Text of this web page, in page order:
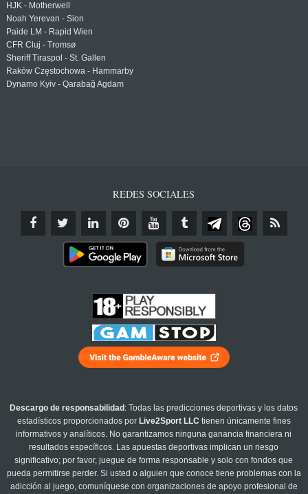
HJK - Motherwell
Noah Yerevan - Sion
Paide LM - Rapid Wien
CFR Cluj - Tromsø
Sheriff Tiraspol - St. Gallen
Raków Częstochowa - Hammarby
Dynamo Kyiv - Qarabağ Agdam
REDES SOCIALES
Descargo de responsabilidad : Todas las predicciones deportivas y los datos
estadísticos proporcionados por Live2Sport LLC tienen únicamente fines
informativos y analíticos. No garantizamos ninguna ganancia financiera ni
resultados específicos. Las apuestas deportivas implican un riesgo
significativo; por favor, juegue de forma responsable y solo con fondos que
pueda permitirse perder. Si usted o alguien que conoce tiene problemas con la
adicción al juego, comuníquese con organizaciones de apoyo profesional de